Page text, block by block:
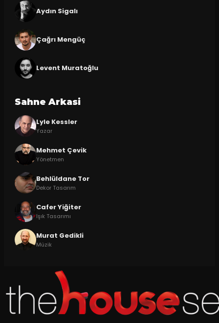
Aydın Sigalı
Çağrı Mengüç
Levent Muratoğlu
Sahne Arkasi
Lyle Kessler
Yazar
Mehmet Çevik
Yönetmen
Behlüldane Tor
Dekor Tasarım
Cafer Yiğiter
Işık Tasarımı
Murat Gedikli
Müzik